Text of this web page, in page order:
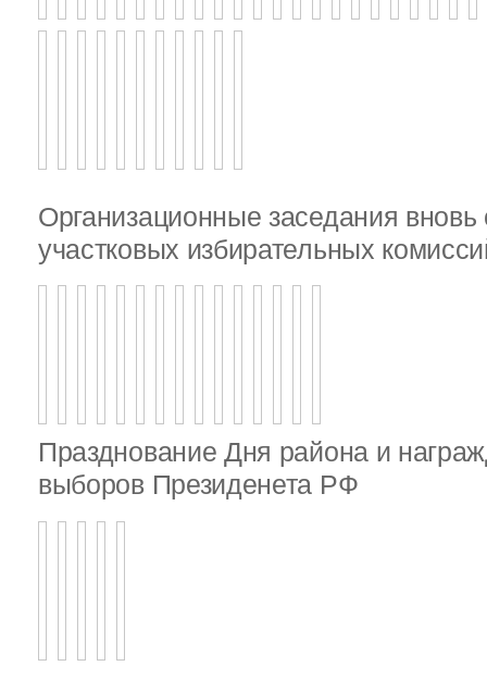
Организационные заседания
участковых избирательных
Празднование Дня района и
выборов Президенета РФ